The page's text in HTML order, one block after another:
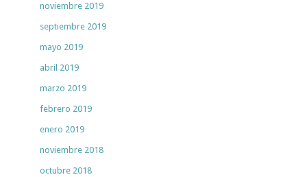
noviembre 2019
septiembre 2019
mayo 2019
abril 2019
marzo 2019
febrero 2019
enero 2019
noviembre 2018
octubre 2018